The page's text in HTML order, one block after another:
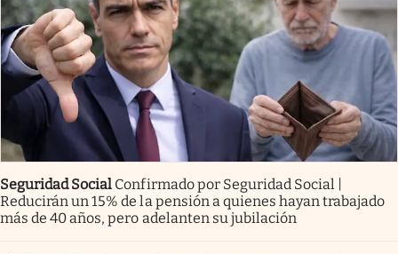
Seguridad Social Confirmado por Seguridad Social |
Reducirán un 15% de la pensión a quienes hayan trabajado
más de 40 años, pero adelanten su jubilación